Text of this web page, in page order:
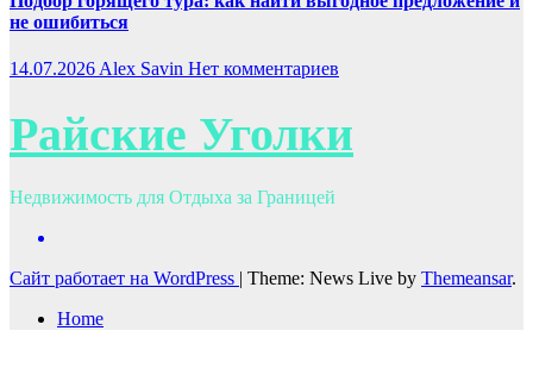
не ошибиться
14.07.2026Alex Savin Нет комментариев
Райские Уголки
Недвижимость для Отдыха за Границей
Сайт работает на WordPress | Theme: News Live by Themeansar.
Home